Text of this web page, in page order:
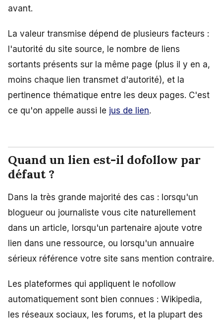
avant.
La valeur transmise dépend de plusieurs facteurs :
l'autorité du site source, le nombre de liens
sortants présents sur la même page (plus il y en a,
moins chaque lien transmet d'autorité), et la
pertinence thématique entre les deux pages. C'est
ce qu'on appelle aussi le jus de lien.
Quand un lien est-il dofollow par
défaut ?
Dans la très grande majorité des cas : lorsqu'un
blogueur ou journaliste vous cite naturellement
dans un article, lorsqu'un partenaire ajoute votre
lien dans une ressource, ou lorsqu'un annuaire
sérieux référence votre site sans mention contraire.
Les plateformes qui appliquent le nofollow
automatiquement sont bien connues : Wikipedia,
les réseaux sociaux, les forums, et la plupart des